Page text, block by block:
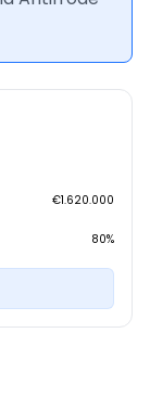
€1.620.000
80%